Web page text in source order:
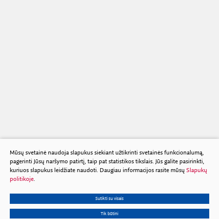
Mūsų svetainė naudoja slapukus siekiant užtikrinti svetainės funkcionalumą,
pagerinti Jūsų naršymo patirtį, taip pat statistikos tikslais. Jūs galite pasirinkti,
kuriuos slapukus leidžiate naudoti. Daugiau informacijos rasite mūsų Slapukų
politikoje.
Sutikti su visais
Tik būtini